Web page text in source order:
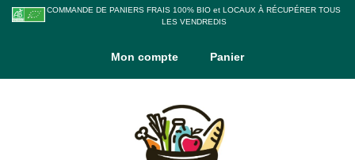
COMMANDE DE PANIERS FRAIS 100% BIO et LOCAUX À RÉCUPÉRER TOUS
LES VENDREDIS
Mon compte Panier